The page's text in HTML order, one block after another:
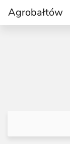
Agrobałtów